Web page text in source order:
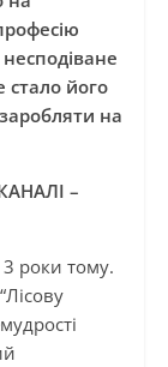
стало його
на
–
3 роки тому.